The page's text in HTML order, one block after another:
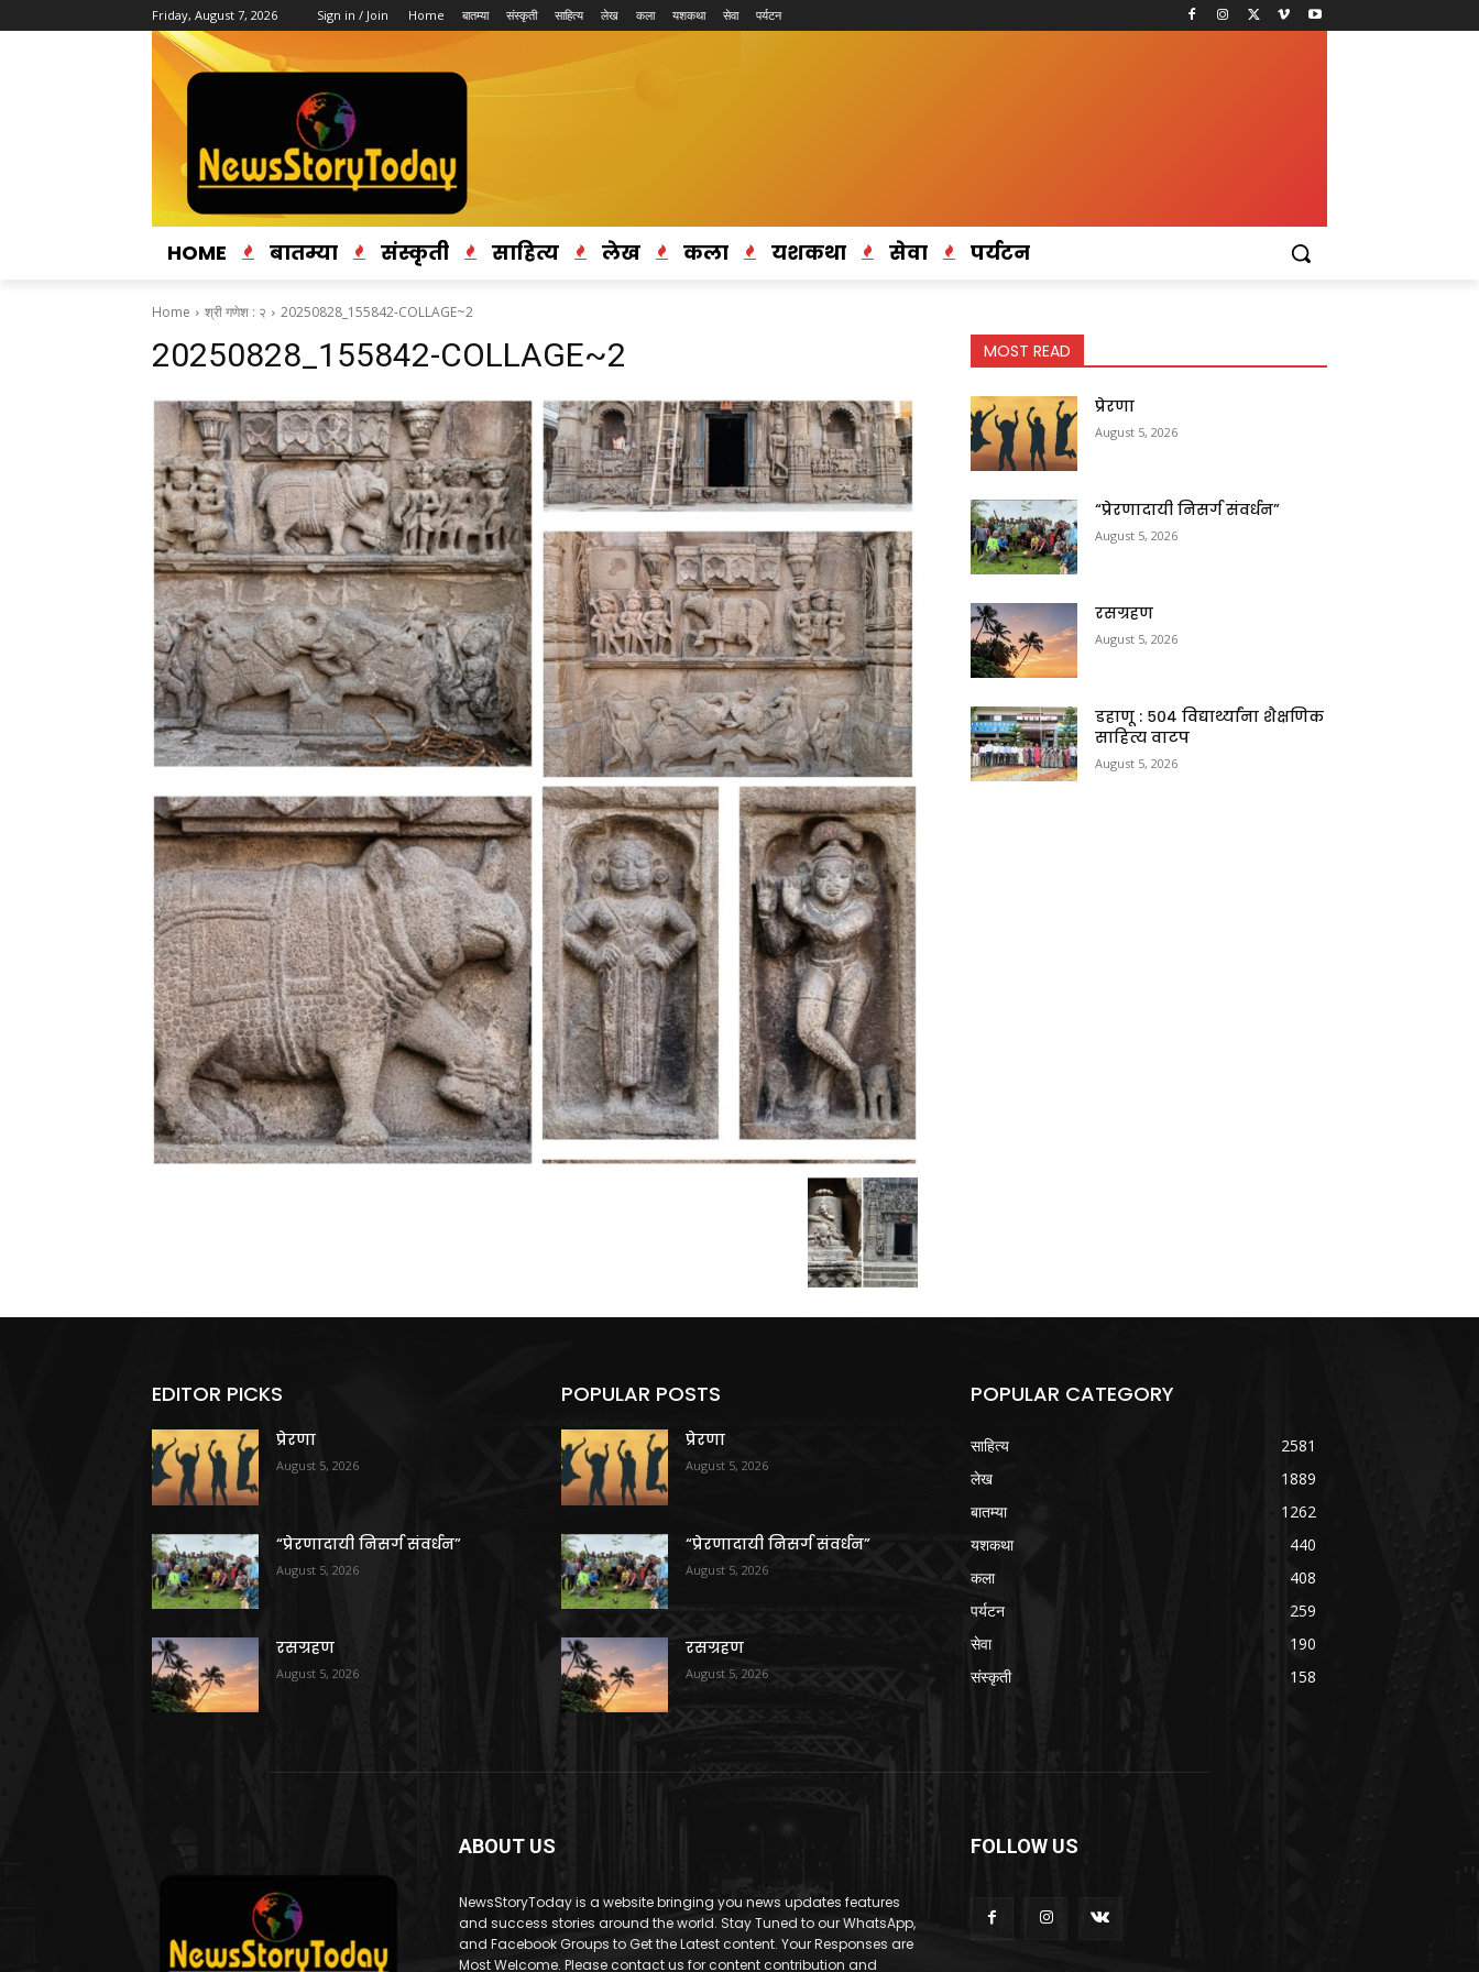
Friday, August 7, 2026 Sign in / Join Home बातम्या संस्कृती साहित्य लेख कला यशकथा सेवा पर्यटन
HOME बातम्या संस्कृती साहित्य लेख कला यशकथा सेवा पर्यटन
Home श्री गणेश : २ 20250828_155842-COLLAGE~2
20250828_155842-COLLAGE~2 MOST READ
प्रेरणा
August 5, 2026
“प्रेरणादायी निसर्ग संवर्धन”
August 5, 2026
रसग्रहण
August 5, 2026
डहाणू : ५०४ विद्यार्थ्यांना शैक्षणिक
साहित्य वाटप
August 5, 2026
EDITOR PICKS
प्रेरणा
August 5, 2026
“प्रेरणादायी निसर्ग संवर्धन”
August 5, 2026
रसग्रहण
August 5, 2026
POPULAR POSTS
प्रेरणा
August 5, 2026
“प्रेरणादायी निसर्ग संवर्धन”
August 5, 2026
रसग्रहण
August 5, 2026
POPULAR CATEGORY
साहित्य
2581
लेख
1889
बातम्या
1262
यशकथा
440
कला
408
पर्यटन
259
सेवा
190
संस्कृती
158
ABOUT US
NewsStoryToday is a website bringing you news updates features
and success stories around the world. Stay Tuned to our WhatsApp,
and Facebook Groups to Get the Latest content. Your Responses are
Most Welcome. Please contact us for content contribution and
FOLLOW US